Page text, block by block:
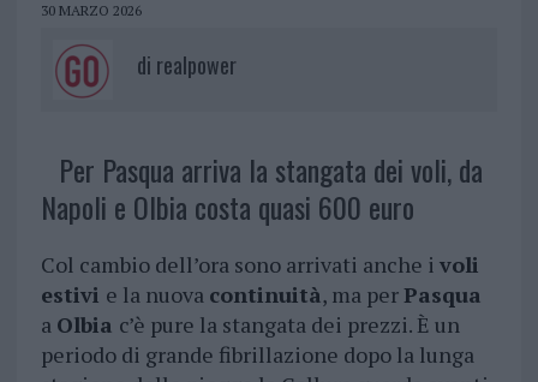
30 MARZO 2026
di realpower
Per Pasqua arriva la stangata dei voli, da
Napoli e Olbia costa quasi 600 euro
Col cambio dell’ora sono arrivati anche i voli
estivi e la nuova continuità, ma perPasqua
a Olbia c’è pure la stangata dei prezzi. È un
periodo di grande fibrillazione dopo la lunga